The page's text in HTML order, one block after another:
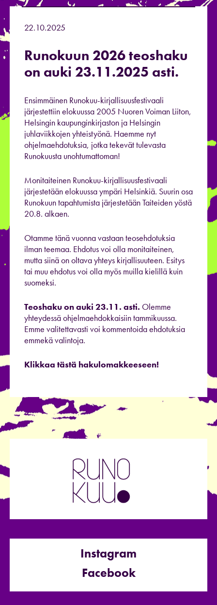
22.10.2025
Runokuun 2026 teoshaku
on auki 23.11.2025 asti.
Ensimmäinen Runokuu-kirjallisuusfestivaali
järjestettiin elokuussa 2005 Nuoren Voiman Liiton,
Helsingin kaupunginkirjaston ja Helsingin
juhlaviikkojen yhteistyönä. Haemme nyt
ohjelmaehdotuksia, jotka tekevät tulevasta
Runokuusta unohtumattoman!
Monitaiteinen Runokuu-kirjallisuusfestivaali
järjestetään elokuussa ympäri Helsinkiä. Suurin osa
Runokuun tapahtumista järjestetään Taiteiden yöstä
20.8. alkaen.
Otamme tänä vuonna vastaan teosehdotuksia
ilman teemaa. Ehdotus voi olla monitaiteinen,
mutta siinä on oltava yhteys kirjallisuuteen. Esitys
tai muu ehdotus voi olla myös muilla kielillä kuin
suomeksi.
Teoshaku on auki 23.11. asti. Olemme
yhteydessä ohjelmaehdokkaisiin tammikuussa.
Emme valitettavasti voi kommentoida ehdotuksia
emmekä valintoja.
Klikkaa tästä hakulomakkeeseen!
Instagram
Facebook